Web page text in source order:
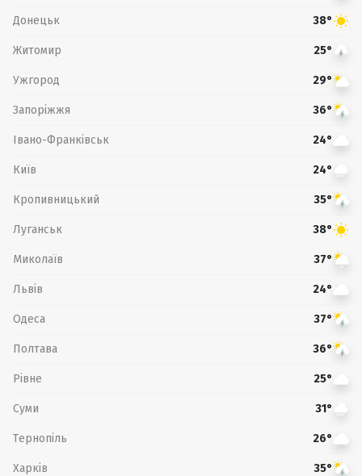
Донецьк 38°
Житомир 25°
Ужгород 29°
Запоріжжя 36°
Івано-Франківськ 24°
Київ 24°
Кропивницький 35°
Луганськ 38°
Миколаїв 37°
Львів 24°
Одеса 37°
Полтава 36°
Рівне 25°
Суми 31°
Тернопіль 26°
Харків 35°